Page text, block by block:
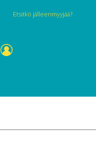
Etsitkö jälleenmyyjää?